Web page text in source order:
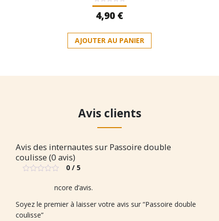
Note
sur
4,90 €
AJOUTER AU PANIER
Avis clients
Avis des internautes sur Passoire double
coulisse (0 avis)
0 / 5
Il n’y a pas encore d’avis.
Soyez le premier à laisser votre avis sur “Passoire double
coulisse”